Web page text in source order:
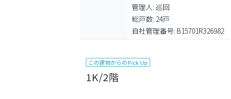
管理人: 巡回
総戸数: 24戸
自社管理番号: B15701R326982
この建物からのPick Up
1K/2階